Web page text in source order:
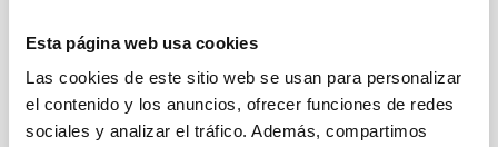
Esta página web usa cookies
Las cookies de este sitio web se usan para personalizar
el contenido y los anuncios, ofrecer funciones de redes
sociales y analizar el tráfico. Además, compartimos